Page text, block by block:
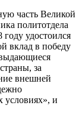
часть Великой
политотдела
удостоился
вклад в победу
за
внешней
условиях», и